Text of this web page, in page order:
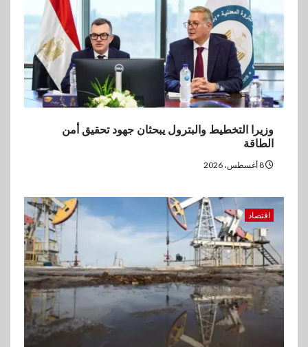
2026
وزيرا التخطيط والبترول يبحثان جهود تحقيق أمن
الطاقة
اقتصاد